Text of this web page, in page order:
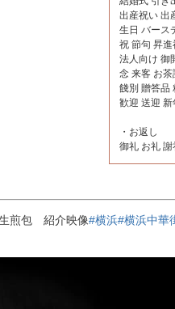
出産祝い 出
生日 バース
祝 節句 昇
法人向け 御
念 来客 お
餞別 贈答品
歓迎 送迎
・お返し
御礼 お礼
生煎包 紹介映像#横浜#横浜中華